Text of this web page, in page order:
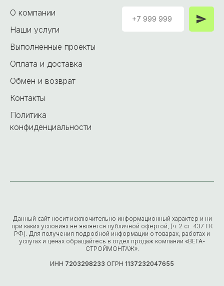
О компании
Наши услуги
Выполненные проекты
Оплата и доставка
Обмен и возврат
Контакты
Политика
конфиденциальности
Данный сайт носит исключительно информационный характер и ни
при каких условиях не является публичной офертой, (ч. 2 ст. 437 ГК
РФ). Для получения подробной информации о товарах, работах и
услугах и ценах обращайтесь в отдел продаж компании «ВЕГА-
СТРОЙМОНТАЖ».
ИНН 7203298233 ОГРН 1137232047655